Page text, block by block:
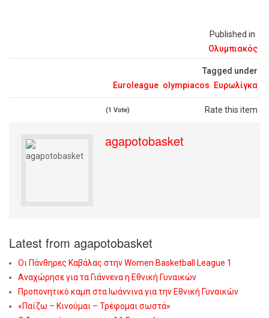
Published in
Ολυμπιακός
Tagged under
Euroleague olympiacos Ευρωλίγκα
Rate this item
(1 Vote)
agapotobasket
Latest from agapotobasket
Οι Πάνθηρες Καβάλας στην Women Basketball League 1
Αναχώρησε για τα Γιάννενα η Εθνική Γυναικών
Προπονητικό καμπ στα Ιωάννινα για την Εθνική Γυναικών
«Παίζω – Κινούμαι – Τρέφομαι σωστά»